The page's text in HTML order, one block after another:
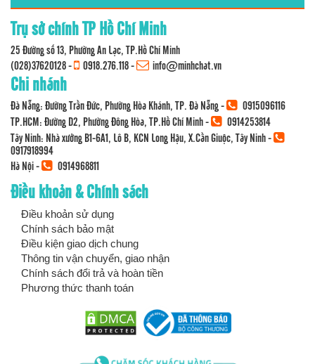
Trụ sở chính TP Hồ Chí Minh
25 Đường số 13, Phường An Lạc, TP.Hồ Chí Minh
(028)37620128- 0918.276.118- info@minhchat.vn
Chi nhánh
Đà Nẵng: Đường Trần Đức, Phường Hòa Khánh, TP. Đà Nẵng -
0915096116
TP.HCM: Đường D2, Phường Đông Hòa, TP.Hồ Chí Minh -
0914253814
Tây Ninh: Nhà xưởng B1-6A1, Lô B, KCN Long Hậu, X.Cần Giuộc, Tây Ninh -
0917918994
Hà Nội -
0914968811
Điều khoản & Chính sách
Điều khoản sử dụng
Chính sách bảo mật
Điều kiện giao dịch chung
Thông tin vận chuyển, giao nhận
Chính sách đổi trả và hoàn tiền
Phương thức thanh toán